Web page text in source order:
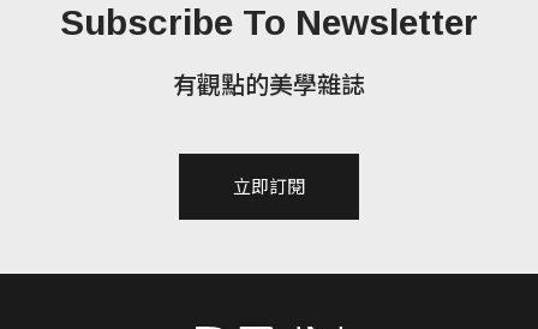
Subscribe To Newsletter
有觀點的美學雜誌
立即訂閱